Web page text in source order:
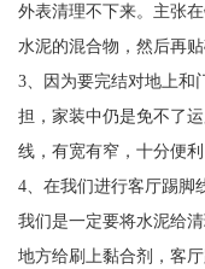
外表清理不下来。主张
水泥的混合物，然后再
3、因为要完结对地上和
担，家装中仍是免不了
线，有宽有窄，十分便利
4、在我们进行客厅踢脚
我们是一定要将水泥给
地方给刷上黏合剂，客